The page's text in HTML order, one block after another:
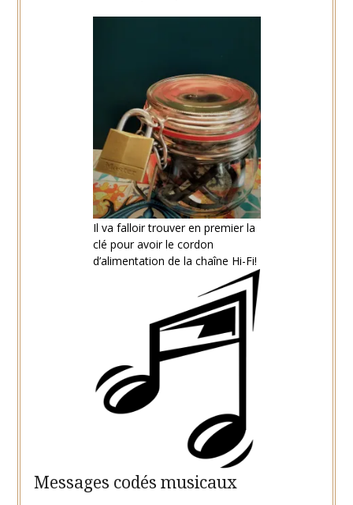
Il va falloir trouver en premier la
clé pour avoir le cordon
d’alimentation de la chaîne Hi-Fi!
Messages codés musicaux